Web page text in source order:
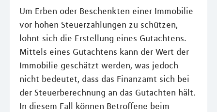
Um Erben oder Beschenkten einer Immobilie
vor hohen Steuerzahlungen zu schützen,
lohnt sich die Erstellung eines Gutachtens.
Mittels eines Gutachtens kann der Wert der
Immobilie geschätzt werden, was jedoch
nicht bedeutet, dass das Finanzamt sich bei
der Steuerberechnung an das Gutachten hält.
In diesem Fall können Betroffene beim